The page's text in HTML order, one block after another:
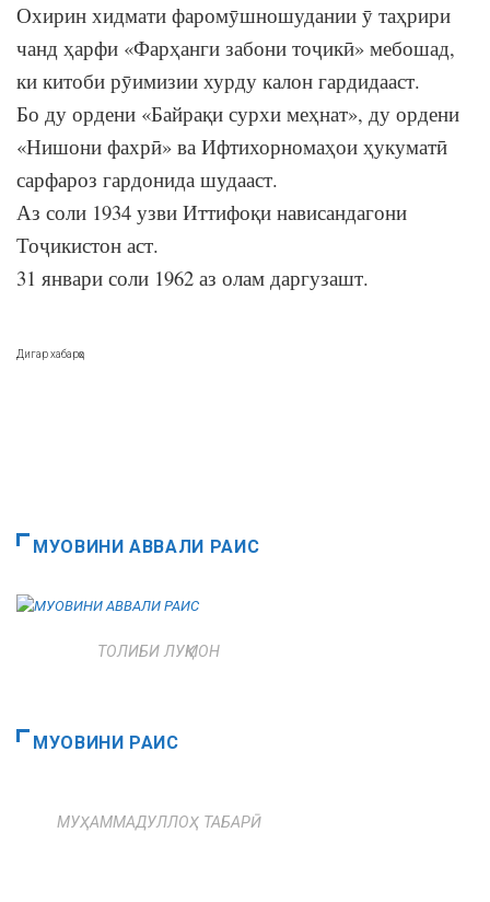
Охирин хидмати фаромӯшношудании ӯ таҳрири
чанд ҳарфи «Фарҳанги забони тоҷикӣ» мебошад,
ки китоби рӯимизии хурду калон гардидааст.
Бо ду ордени «Байрақи сурхи меҳнат», ду ордени
«Нишони фахрӣ» ва Ифтихорномаҳои ҳукуматӣ
сарфароз гардонида шудааст.
Аз соли 1934 узви Иттифоқи нависандагони
Тоҷикистон аст.
31 январи соли 1962 аз олам даргузашт.
Дигар хабарҳо
МУОВИНИ АВВАЛИ РАИС
ТОЛИБИ ЛУҚМОН
МУОВИНИ РАИС
МУҲАММАДУЛЛОҲ ТАБАРӢ